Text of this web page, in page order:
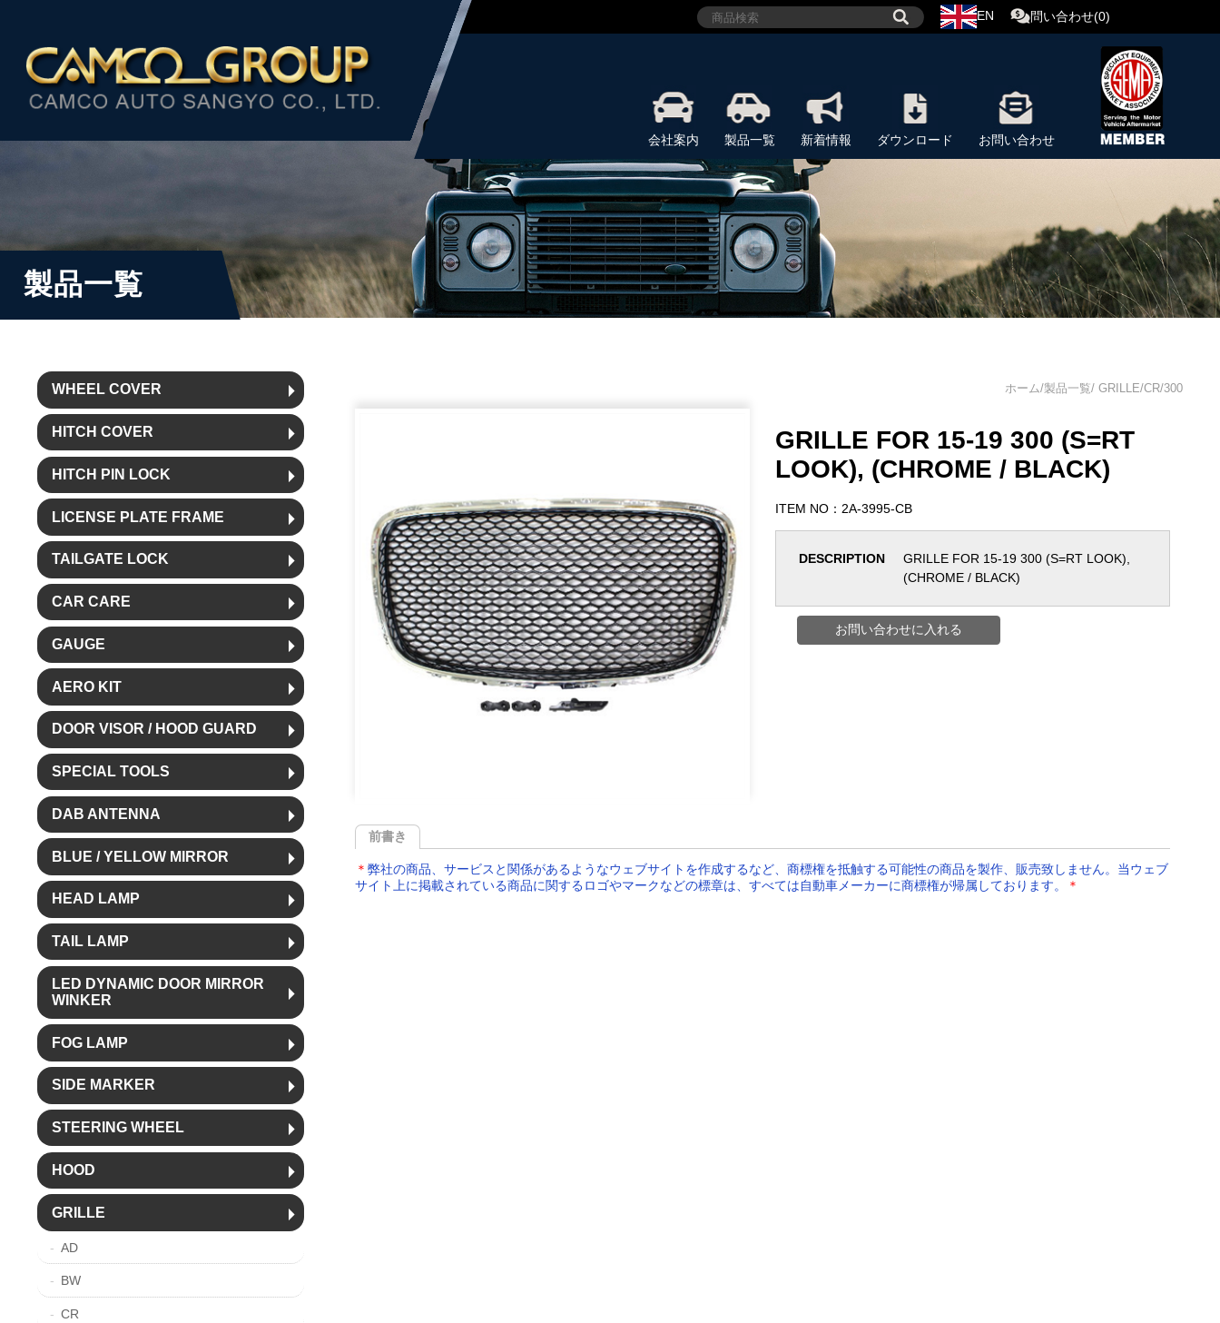
EN 問い合わせ(0)
会社案内 製品一覧 新着情報 ダウンロード お問い合わせ
製品一覧
WHEEL COVER
HITCH COVER
HITCH PIN LOCK
LICENSE PLATE FRAME
TAILGATE LOCK
CAR CARE
GAUGE
AERO KIT
DOOR VISOR / HOOD GUARD
SPECIAL TOOLS
DAB ANTENNA
BLUE / YELLOW MIRROR
HEAD LAMP
TAIL LAMP
LED DYNAMIC DOOR MIRROR
WINKER
FOG LAMP
SIDE MARKER
STEERING WHEEL
HOOD
GRILLE
AD
BW
CR
ホーム/製品一覧/ GRILLE/CR/300
GRILLE FOR 15-19 300 (S=RT
LOOK), (CHROME / BLACK)
ITEM NO：2A-3995-CB
DESCRIPTION
GRILLE FOR 15-19 300 (S=RT LOOK),
(CHROME / BLACK)
お問い合わせに入れる
前書き
＊弊社の商品、サービスと関係があるようなウェブサイトを作成するなど、商標権を抵触する可能性の商品を製作、販売致しません。当ウェブ
サイト上に掲載されている商品に関するロゴやマークなどの標章は、すべては自動車メーカーに商標権が帰属しております。
＊